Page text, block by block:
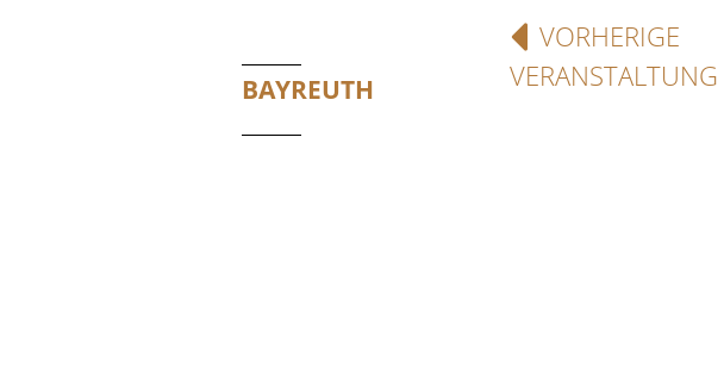
BAYREUTH
VORHERIGE
VERANSTALTUNG